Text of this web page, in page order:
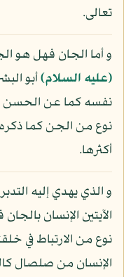
تعالى.
و أما الجان فهل هو
(عليه السلام)أبو
نفسه كما عن الحسن
نوع من الجن كما
أكثرها.
و الذي يهدي إليه
الآيتين الإنسان
نوع من الارتباط في
الإنسان من صلصال